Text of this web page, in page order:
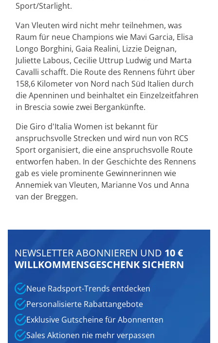
Sport/Starlight.
Van Vleuten wird nicht mehr teilnehmen, was
Raum für neue Champions wie Mavi Garcia, Elisa
Longo Borghini, Gaia Realini, Lizzie Deignan,
Juliette Labous, Cecilie Uttrup Ludwig und Marta
Cavalli schafft. Die Route des Rennens führt über
158,6 Kilometer von Nord nach Süd Italien durch
die Apenninen und beinhaltet ein Einzelzeitfahren
in Brescia sowie zwei Bergankünfte.
Die Giro d'Italia Women ist bekannt für
anspruchsvolle Strecken und wird nun von RCS
Sport organisiert, die eine anspruchsvolle Route
entworfen haben. In der Geschichte des Rennens
gab es viele prominente Gewinnerinnen wie
Annemiek van Vleuten, Marianne Vos und Anna
van der Breggen.
NEWSLETTER ABONNIEREN UND 10 €
WILLKOMMENSGESCHENK SICHERN
Neue Radsport-Trends entdecken
Personalisierte Rabattangebote
Exklusive Gutscheine für Abonnenten
Sales Aktionen nie mehr verpassen